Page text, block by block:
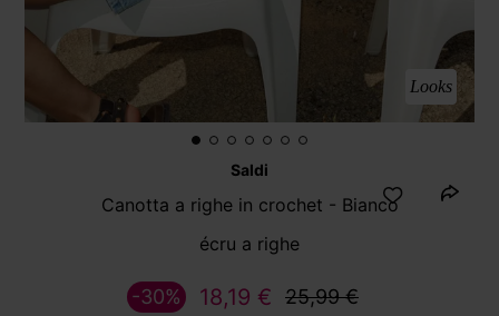
Looks
Saldi
Canotta a righe in crochet - Bianco
écru a righe
18,19 € 25,99 €
-30%